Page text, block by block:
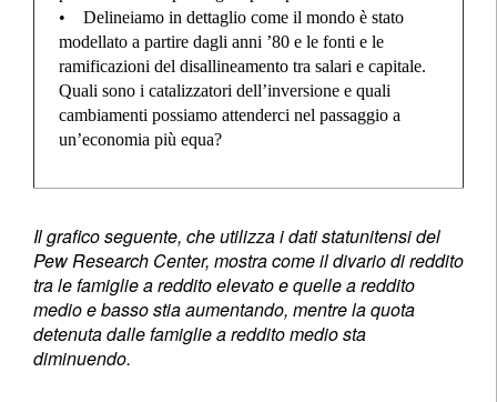
• Delineiamo in dettaglio come il mondo è stato
modellato a partire dagli anni ’80 e le fonti e le
ramificazioni del disallineamento tra salari e capitale.
Quali sono i catalizzatori dell’inversione e quali
cambiamenti possiamo attenderci nel passaggio a
un’economia più equa?
Il grafico seguente, che utilizza i dati statunitensi del
Pew Research Center, mostra come il divario di reddito
tra le famiglie a reddito elevato e quelle a reddito
medio e basso stia aumentando, mentre la quota
detenuta dalle famiglie a reddito medio sta
diminuendo.